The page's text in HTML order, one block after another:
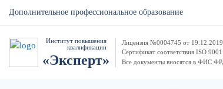
Дополнительное профессиональное образование
Институт повышения
квалификации
«Эксперт»
Лицензия №0004745 от
Сертификат соответствия ISO
Все документы вносятся в ФИС